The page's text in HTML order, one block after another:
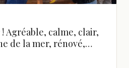
Agréable, calme, clair,
de la mer, rénové,